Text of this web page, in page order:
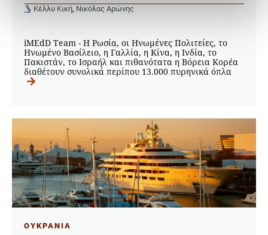
Κέλλυ Κική, Νικόλας Αρώνης
iMEdD Team - Η Ρωσία, οι Ηνωμένες Πολιτείες, το
Ηνωμένο Βασίλειο, η Γαλλία, η Κίνα, η Ινδία, το
Πακιστάν, το Ισραήλ και πιθανότατα η Βόρεια Κορέα
διαθέτουν συνολικά περίπου 13.000 πυρηνικά όπλα
ΟΥΚΡΑΝΙΑ